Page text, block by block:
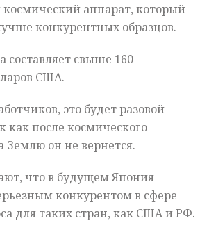
аппарат, который
конкурентных образцов.
составляет свыше 160
США.
это будет разовой
как после космического
Землю он не вернется.
что в будущем Япония
конкурентом в сфере
для таких стран, как США и РФ.